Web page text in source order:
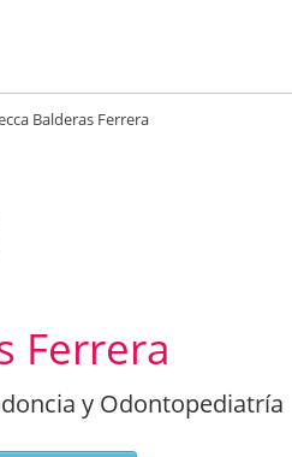
Balderas Ferrera
Ferrera
y Odontopediatría